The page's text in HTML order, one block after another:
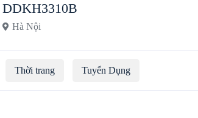
DDKH3310B
Hà Nội
Thời trang Tuyển Dụng